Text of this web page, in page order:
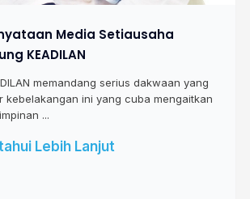
Media Setiausaha
KEADILAN
memandang serius dakwaan yang
kebelakangan ini yang cuba mengaitkan
...
Lebih Lanjut